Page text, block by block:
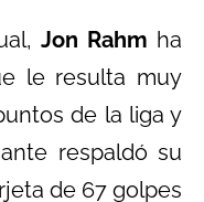
Jon Rahm ha
le resulta muy
de la liga y
respaldó su
de 67 golpes